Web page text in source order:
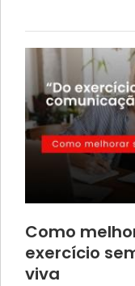
Como
exercício
viva